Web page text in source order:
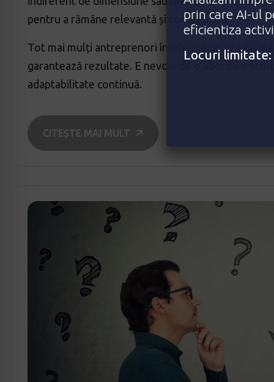
pentru a rămâne relevantă și competitive.
Tot mai mulți antreprenori înțeleg că un site nu
garantează rezultate. E nevoie de o abordare
adaptabilitate continuă.
CITEȘTE MAI MULT
prin care AI-ul
eficientiza
Locuri limitate: